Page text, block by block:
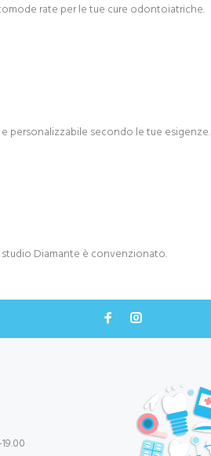
rate per le tue cure odontoiatriche.
personalizzabile secondo le tue esigenze.
Diamante è convenzionato.